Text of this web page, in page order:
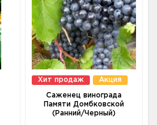
Хит продаж Акция
Саженец винограда
Памяти Домбковской
(Ранний/Черный)